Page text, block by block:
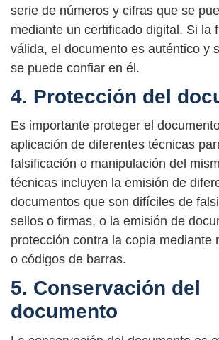
serie de números y cifras que se
mediante un certificado digital. Si la
válida, el documento es auténtico y
se puede confiar en él.
4. Protección del
Es importante proteger el
aplicación de diferentes técnicas
falsificación o manipulación del
técnicas incluyen la emisión de
documentos que son difíciles de
sellos o firmas, o la emisión de
protección contra la copia mediante
o códigos de barras.
5. Conservación del
documento